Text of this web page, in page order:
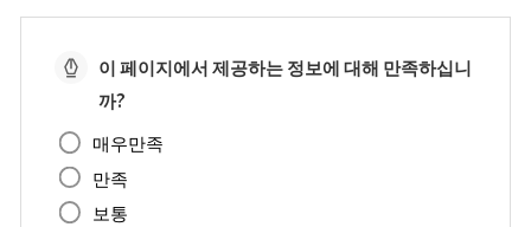
페
만
족
도
이 페이지에서 제공하는 정보에 대해 만족하십니
까?
매우만족
만족
보통